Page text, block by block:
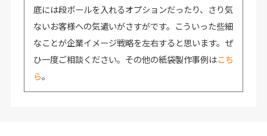
底には段ボールを入れるオプションだったり、さり気
ないお客様への気遣いがさすがです。こういった些細
なことが企業イメージ戦略を左右すると思います。ぜ
ひ一度ご相談ください。その他の紙袋製作事例はこち
ら。